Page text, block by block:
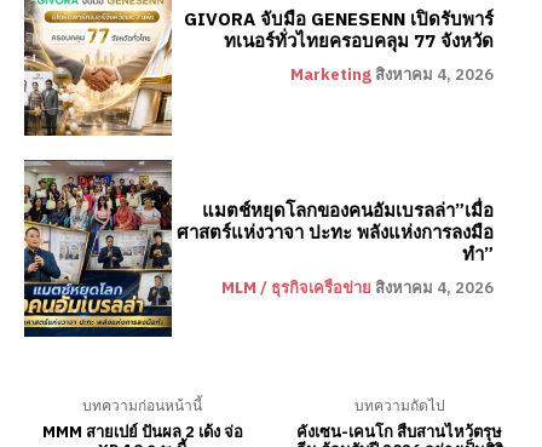
GIVORA จับมือ GENESENN เปิดรับพาร์
ทเนอร์ทั่วไทยครอบคลุม 77 จังหวัด
Marketing สิงหาคม 4, 2026
แมตช์หยุดโลกของคนอัมเบรลล่า”เมื่อ
ศาสตร์แห่งวาจา ปะทะ พลังแห่งการลงมือ
ทำ”
MLM / ธุรกิจเครือข่าย สิงหาคม 4, 2026
บทความก่อนหน้านี้
MMM สายเปย์ ปันผล 2 เด้ง จ่อ
บทความถัดไป
คังเซน-เคนโก สืบสานไหว้ตรุษ